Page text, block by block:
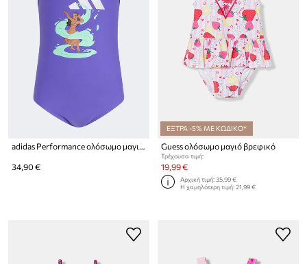
adidas Performance ολόσωμο μαγιό παιδικό DISNEY
34,90 €
ΕΞΤΡΑ -5% ΜΕ ΚΩΔΙΚΟ*
Guess ολόσωμο μαγιό βρεφικό
Τρέχουσα τιμή:
19,99 €
Αρχική τιμή:35,99 €
Η χαμηλότερη τιμή:21,99 €